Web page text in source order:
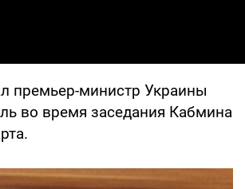
премьер-министр Украины
во время заседания Кабмина